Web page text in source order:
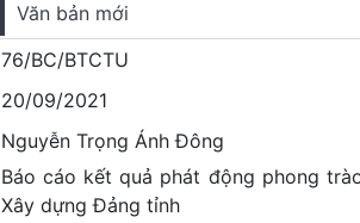
Văn bản mới
76/BC/BTCTU
20/09/2021
Nguyễn Trọng Ánh Đông
Báo cáo kết quả phát động phong
Xây dựng Đảng tỉnh